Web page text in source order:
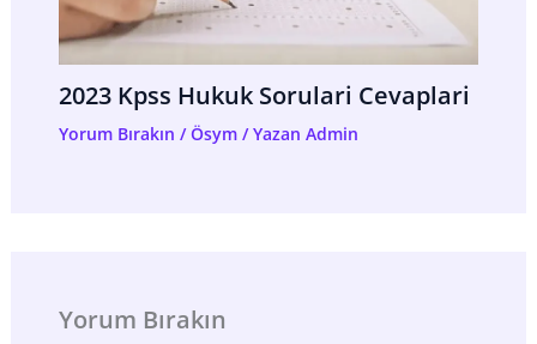
2023 Kpss Hukuk Sorulari Cevaplari
Yorum Bırakın /Ösym/ Yazan Admin
Yorum Bırakın